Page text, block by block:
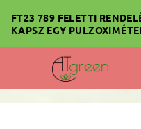
tartalomhoz
FT23 789 FELETTI
KAPSZ EGY